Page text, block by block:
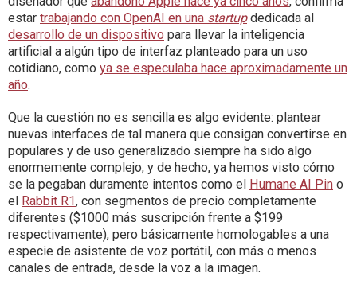
estar trabajando con OpenAI en una startupdedicada al
desarrollo de un dispositivo para llevar la inteligencia
artificial a algún tipo de interfaz planteado para un uso
cotidiano, como ya se especulaba hace aproximadamente un
año.
Que la cuestión no es sencilla es algo evidente: plantear
nuevas interfaces de tal manera que consigan convertirse en
populares y de uso generalizado siempre ha sido algo
enormemente complejo, y de hecho, ya hemos visto cómo
se la pegaban duramente intentos como el Humane AI Pin o
el Rabbit R1, con segmentos de precio completamente
diferentes ($1000 más suscripción frente a $199
respectivamente), pero básicamente homologables a una
especie de asistente de voz portátil, con más o menos
canales de entrada, desde la voz a la imagen.